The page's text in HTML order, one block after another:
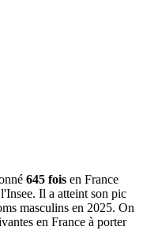
645 fois en France
Il a atteint son pic
masculins en 2025. On
en France à porter